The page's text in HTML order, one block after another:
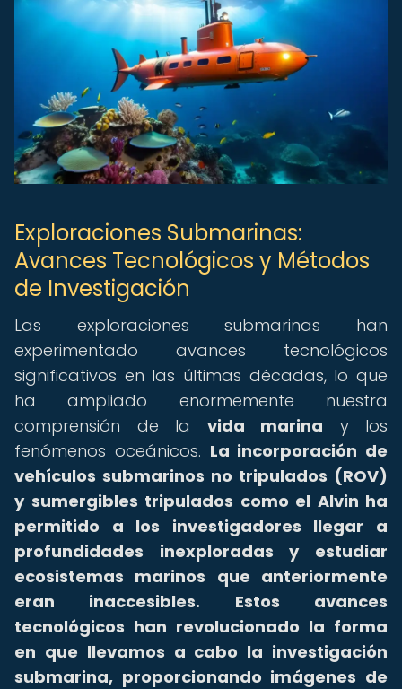
Exploraciones Submarinas:
Avances Tecnológicos y Métodos
de Investigación
Las exploraciones submarinas han
experimentado avances tecnológicos
significativos en las últimas décadas, lo que
ha ampliado enormemente nuestra
comprensión de la vida marina y los
fenómenos oceánicos. La incorporación de
vehículos submarinos no tripulados (ROV)
y sumergibles tripulados como el Alvin ha
permitido a los investigadores llegar a
profundidades inexploradas y estudiar
ecosistemas marinos que anteriormente
eran inaccesibles.
Estos avances
tecnológicos han revolucionado la forma
en que llevamos a cabo la investigación
submarina, proporcionando imágenes de